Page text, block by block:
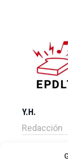
Y.H.
Redacción